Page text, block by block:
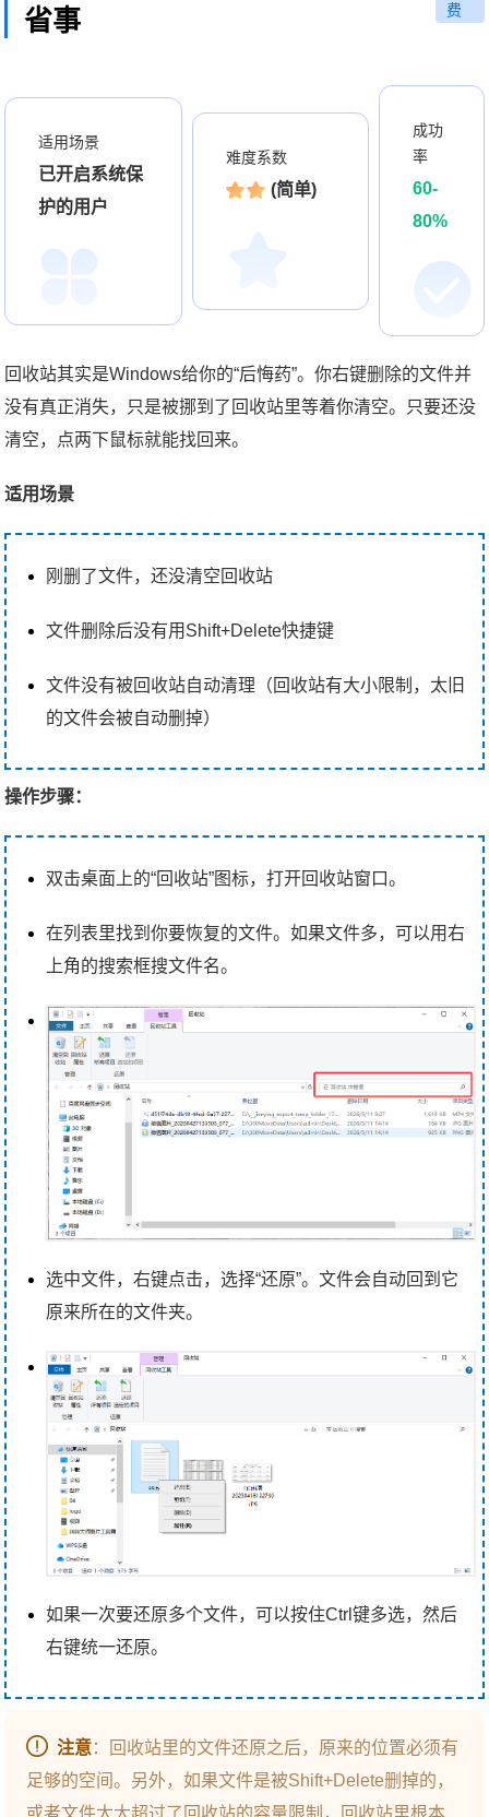
省事
费
适用场景
已开启系统保
护的用户
难度系数
(简单)
成功
率
60-
80%
回收站其实是Windows给你的“后悔药”。你右键删除的文件并
没有真正消失，只是被挪到了回收站里等着你清空。只要还没
清空，点两下鼠标就能找回来。
适用场景
刚删了文件，还没清空回收站
文件删除后没有用Shift+Delete快捷键
文件没有被回收站自动清理（回收站有大小限制，太旧
的文件会被自动删掉）
操作步骤：
双击桌面上的“回收站”图标，打开回收站窗口。
在列表里找到你要恢复的文件。如果文件多，可以用右
上角的搜索框搜文件名。
选中文件，右键点击，选择“还原”。文件会自动回到它
原来所在的文件夹。
如果一次要还原多个文件，可以按住Ctrl键多选，然后
右键统一还原。
注意：回收站里的文件还原之后，原来的位置必须有
足够的空间。另外，如果文件是被Shift+Delete删掉的，
或者文件太大超过了回收站的容量限制，回收站里根本